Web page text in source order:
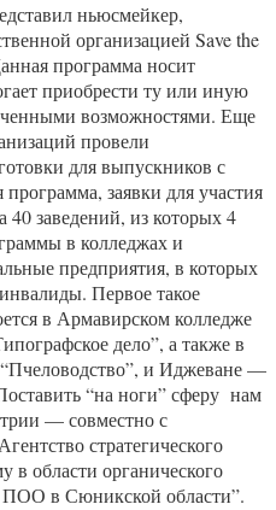
ньюсмейкер,
организацией Save the
программа носит
приобрести ту или иную
возможностями. Еще
провели
для выпускников с
заявки для участия
40 заведений, из которых 4
в колледжах и
предприятия, в которых
Первое такое
в Армавирском колледже
дело”, а также в
и Иджеване —
“на ноги” сферу нам
— совместно с
стратегического
в области органического
ПОО в Сюникской области”.